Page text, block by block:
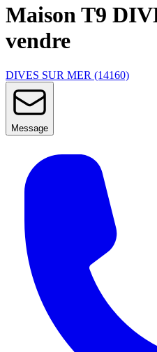
Maison T9
vendre
DIVES SUR MER (14160)
Message